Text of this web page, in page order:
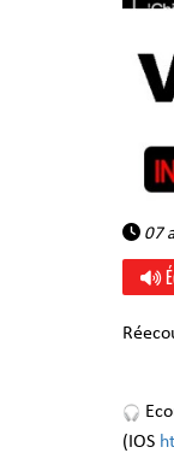
07
(IOS